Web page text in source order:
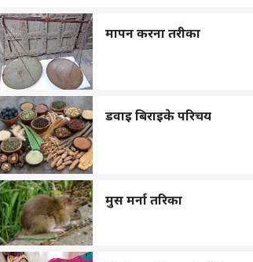
मापन करना तरीका
डवाइ बिराइके परिचय
मुस मर्ना तरिका